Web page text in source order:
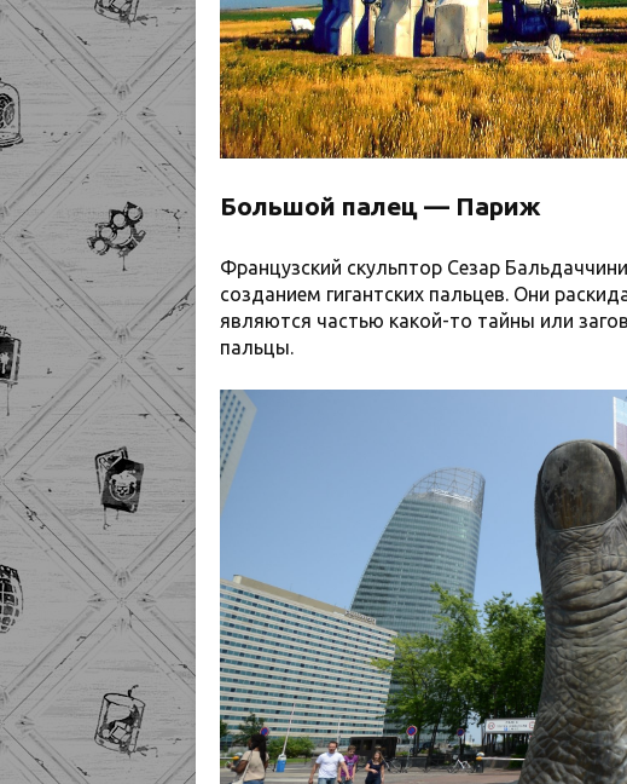
Большой палец — Париж
Французский скульптор Сезар
созданием гигантских пальцев. Они
являются частью какой-то тайны или
пальцы.